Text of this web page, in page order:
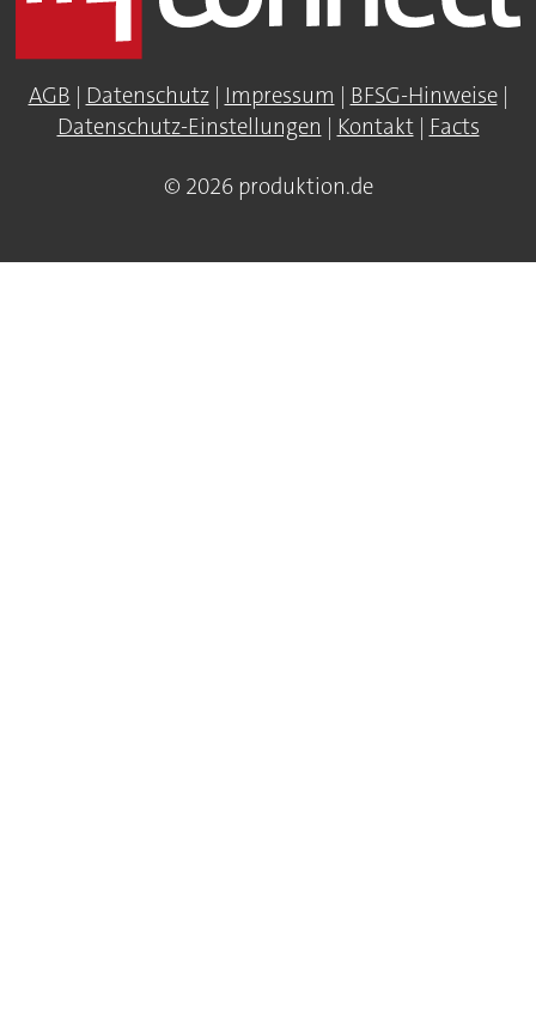
AGB | Datenschutz| Impressum | BFSG-Hinweise|
Datenschutz-Einstellungen | Kontakt| Facts
© 2026 produktion.de